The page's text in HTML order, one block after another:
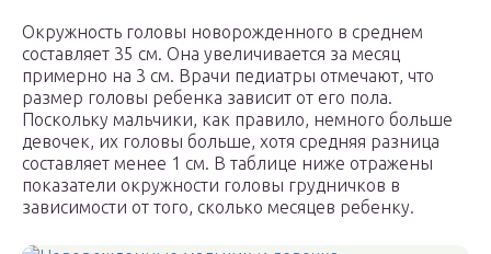
Окружность головы новорожденного в среднем
составляет 35 см. Она увеличивается за месяц
примерно на 3 см. Врачи педиатры отмечают, что
размер головы ребенка зависит от его пола.
Поскольку мальчики, как правило, немного больше
девочек, их головы больше, хотя средняя разница
составляет менее 1 см. В таблице ниже отражены
показатели окружности головы грудничков в
зависимости от того, сколько месяцев ребенку.